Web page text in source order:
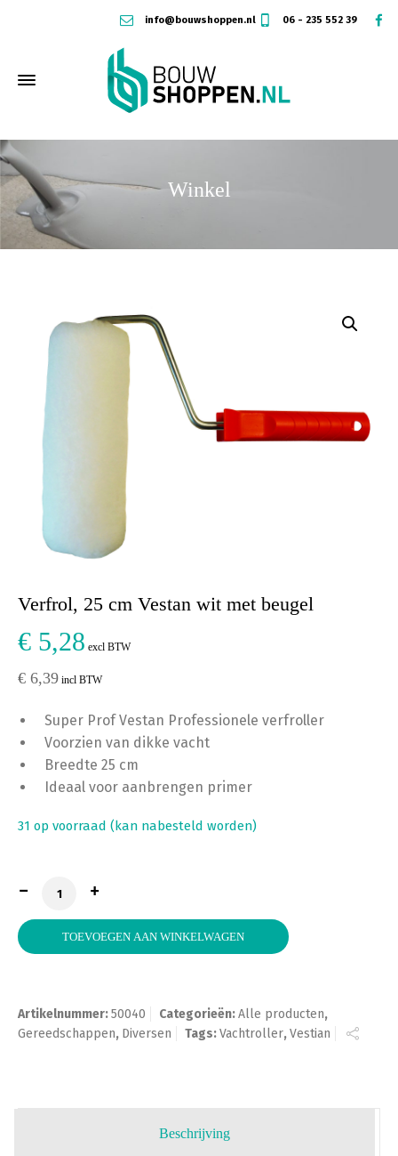
info@bouwshoppen.nl 06 - 235 552 39
Winkel
Verfrol, 25 cm Vestan wit met beugel
€ 5,28 excl BTW
€ 6,39 incl BTW
Super Prof Vestan Professionele verfroller
Voorzien van dikke vacht
Breedte 25 cm
Ideaal voor aanbrengen primer
31 op voorraad (kan nabesteld worden)
Verfrol, 25 cm Vestan wit met beugel aantal
TOEVOEGEN AAN WINKELWAGEN
Artikelnummer:50040 Categorieën:Alle producten,
Gereedschappen, Diversen Tags:Vachtroller,Vestian
Beschrijving